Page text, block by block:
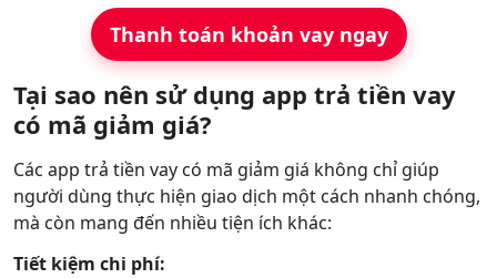
Thanh toán khoản vay ngay
Tại sao nên sử dụng app trả tiền vay
có mã giảm giá?
Các app trả tiền vay có mã giảm giá không chỉ giúp
người dùng thực hiện giao dịch một cách nhanh chóng,
mà còn mang đến nhiều tiện ích khác:
Tiết kiệm chi phí: